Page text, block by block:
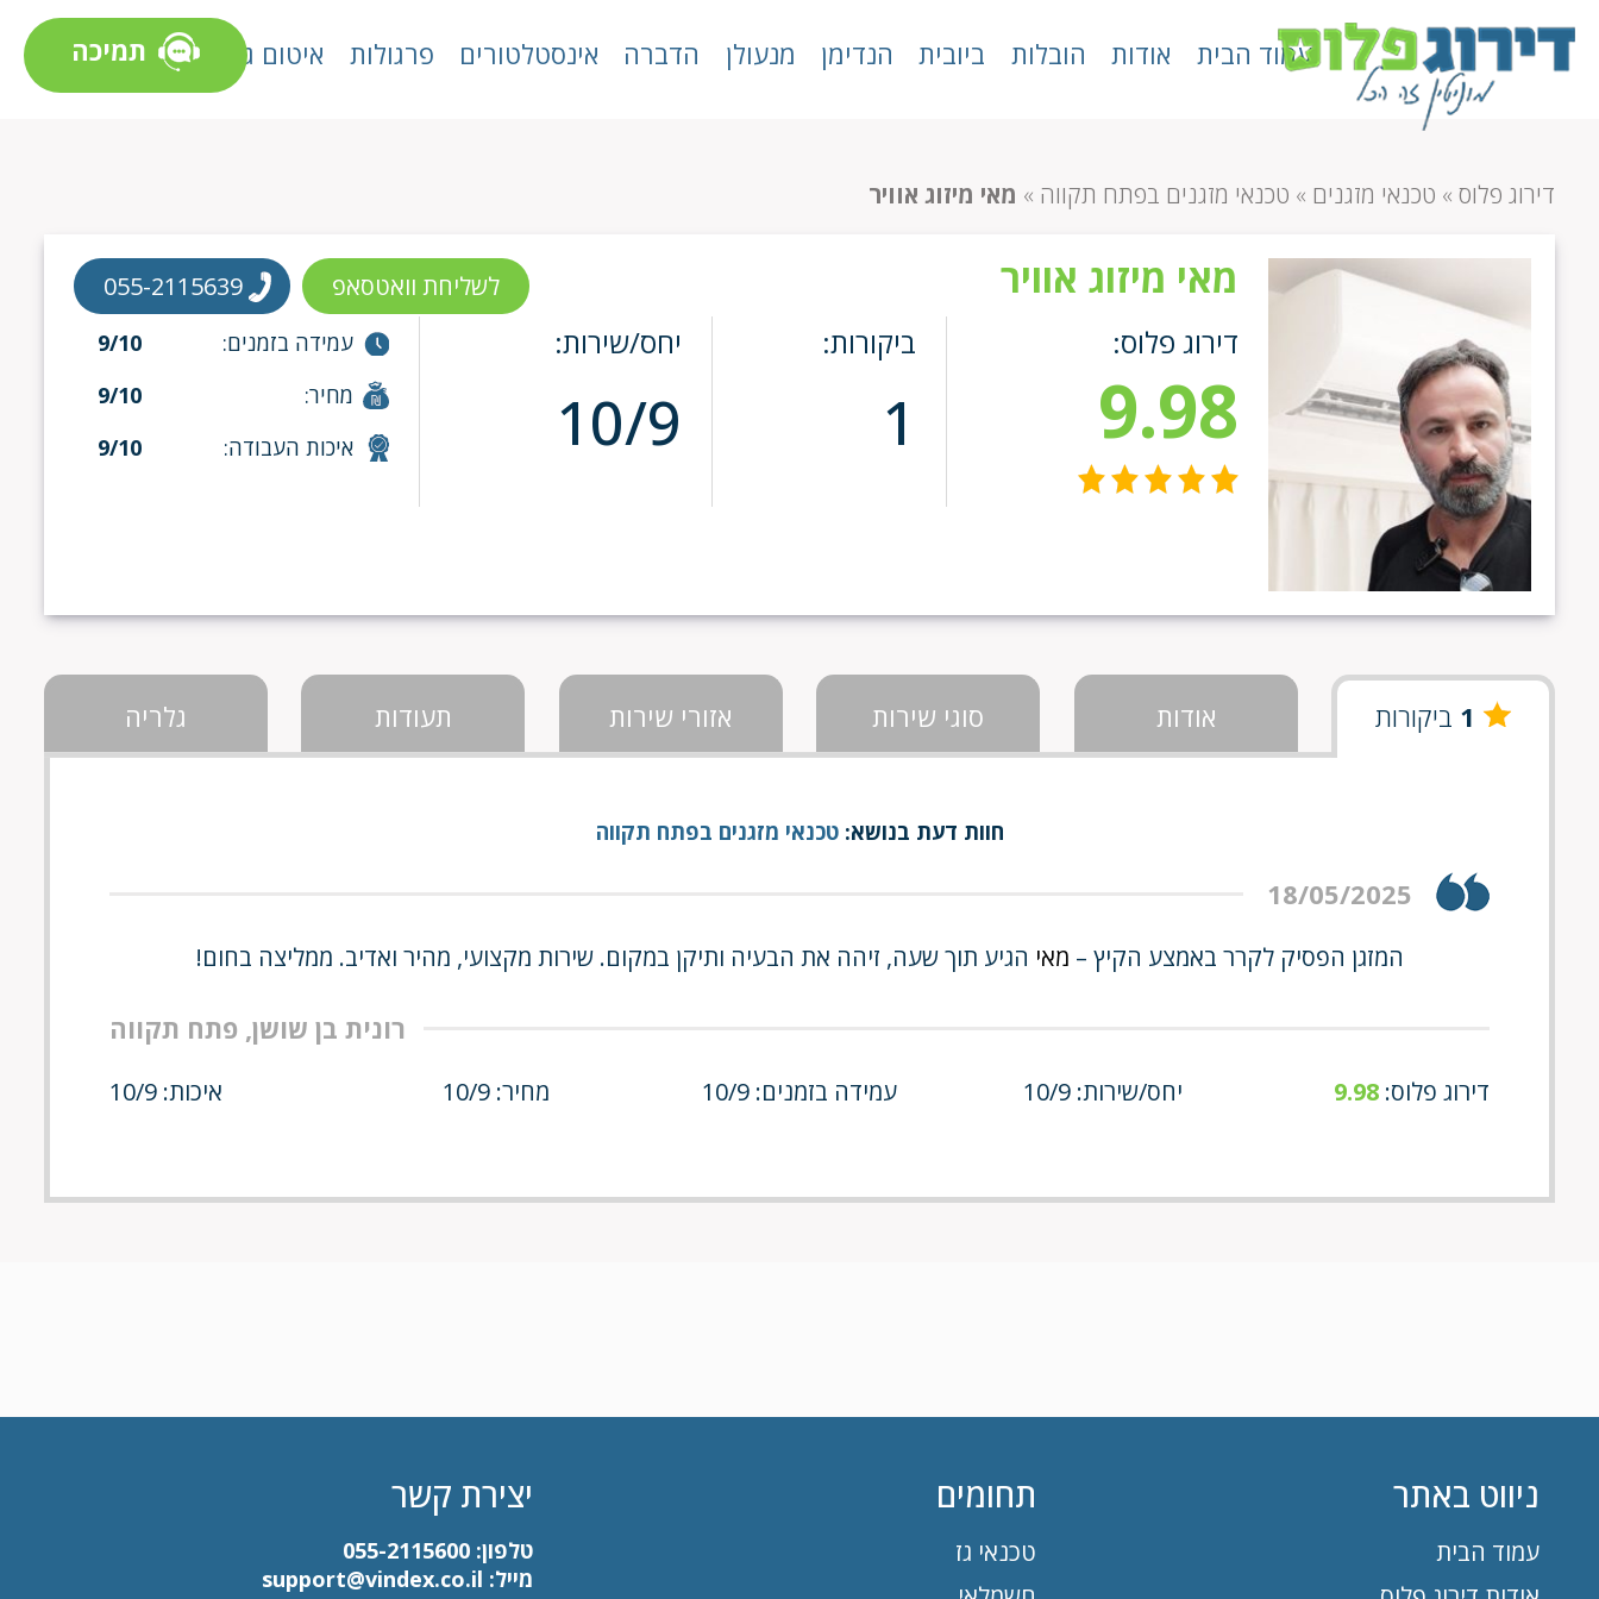
עמוד הבית אודות הובלות ביובית הנדימן מנעולן הדברה אינסטלטורים פרגולות איטום גגות תמיכה
דירוג פלוס » טכנאי מזגנים » טכנאי מזגנים בפתח תקווה » מאי מיזוג אוויר
מאי מיזוג אוויר
דירוג פלוס:
9.98
ביקורות:
1
יחס/שירות:
10/9
עמידה בזמנים:
9/10
מחיר:
9/10
איכות העבודה:
9/10
לשליחת וואטסאפ 055-2115639
1 ביקורות אודות סוגי שירות אזורי שירות תעודות גלריה
חוות דעת בנושא:טכנאי מזגנים בפתח תקווה
18/05/2025
המזגן הפסיק לקרר באמצע הקיץ – מאי הגיע תוך שעה, זיהה את הבעיה ותיקן במקום. שירות מקצועי, מהיר ואדיב. ממליצה בחום!
רונית בן שושן, פתח תקווה
דירוג פלוס: 9.98 יחס/שירות: 10/9 עמידה בזמנים: 10/9 מחיר: 10/9 איכות: 10/9
ניווט באתר
עמוד הבית
תחומים
טכנאי גז
יצירת קשר
טלפון:055-2115600
מייל: support@vindex.co.il